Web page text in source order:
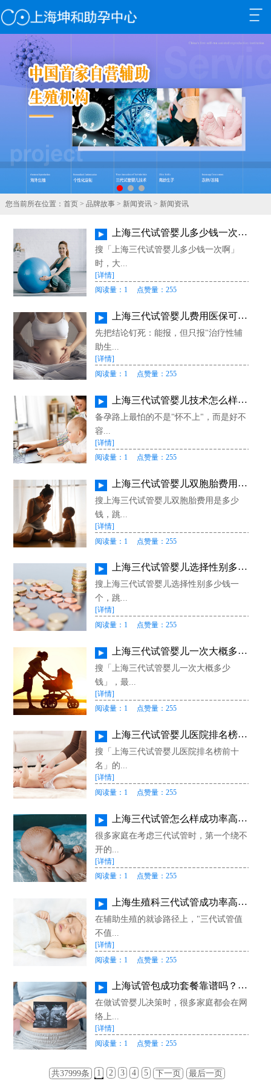
您当前所在位置： 首页> 品牌故事> 新闻资讯> 新闻资讯
上海三代试管婴儿多少钱一次啊？单周期费用明细、医保能减多少与就诊预算清单
搜「上海三代试管婴儿多少钱一次啊」
时，大...
[详情]
阅读量：1
点赞量：255
上海三代试管婴儿费用医保可以报销吗？能报取卵_培养_移植哪些、报多少、PGT筛查为何不报
先把结论钉死：能报，但只报"治疗性辅
助生...
[详情]
阅读量：1
点赞量：255
上海三代试管婴儿技术怎么样（PGT-A_PGT-M全解析）：适用人群判断、检测流程与费用参考
备孕路上最怕的不是"怀不上"，而是好不
容...
[详情]
阅读量：1
点赞量：255
上海三代试管婴儿双胞胎费用是多少钱？双胚vs单胚费用差、双胎隐藏成本与合规提醒
搜上海三代试管婴儿双胞胎费用是多少
钱，跳...
[详情]
阅读量：1
点赞量：255
上海三代试管婴儿选择性别多少钱一个？法律红线、医学指征例外与费用真相
搜上海三代试管婴儿选择性别多少钱一
个，跳...
[详情]
阅读量：1
点赞量：255
上海三代试管婴儿一次大概多少钱？公立三甲明细、医保自付预算与避坑清单
搜「上海三代试管婴儿一次大概多少
钱」，最...
[详情]
阅读量：1
点赞量：255
上海三代试管婴儿医院排名榜前十名靠谱吗？卫健委白名单核验与按指征选院指南
搜「上海三代试管婴儿医院排名榜前十
名」的...
[详情]
阅读量：1
点赞量：255
上海三代试管怎么样成功率高？真实成功率数据、影响因素与提升方案全解析
很多家庭在考虑三代试管时，第一个绕不
开的...
[详情]
阅读量：1
点赞量：255
上海生殖科三代试管成功率高吗？分年龄解读真实成功率、费用与选院要点
在辅助生殖的就诊路径上，"三代试管值
不值...
[详情]
阅读量：1
点赞量：255
上海试管包成功套餐靠谱吗？揭秘宣传套路、退款陷阱与正规机构辨别方法
在做试管婴儿决策时，很多家庭都会在网
络上...
[详情]
阅读量：1
点赞量：255
共37999条 1 2 3 4 5 下一页 最后一页